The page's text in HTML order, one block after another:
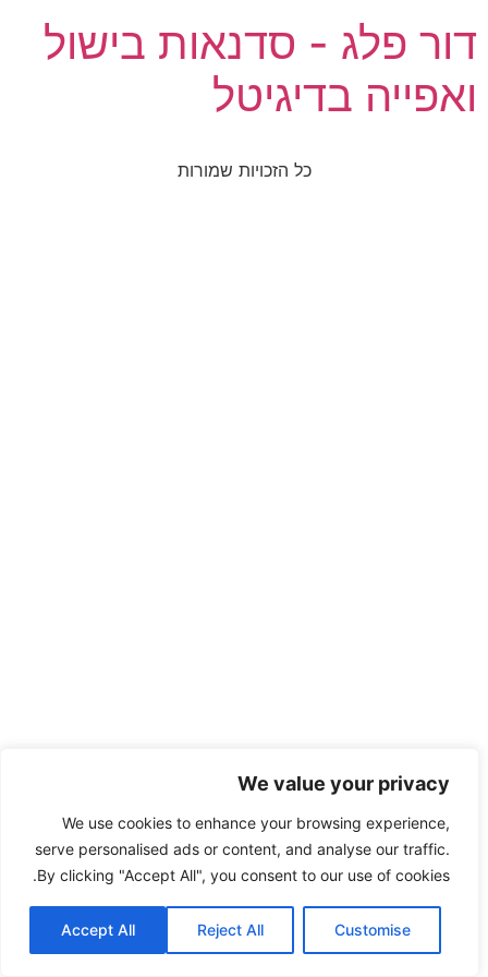
We value your privacy
We use cookies to enhance your browsing experience,
serve personalised ads or content, and analyse our traffic.
By clicking "Accept All", you consent to our use of cookies.
Customise
Reject All
Accept All
דור פלג - סדנאות בישול
ואפייה בדיגיטל
כל הזכויות שמורות